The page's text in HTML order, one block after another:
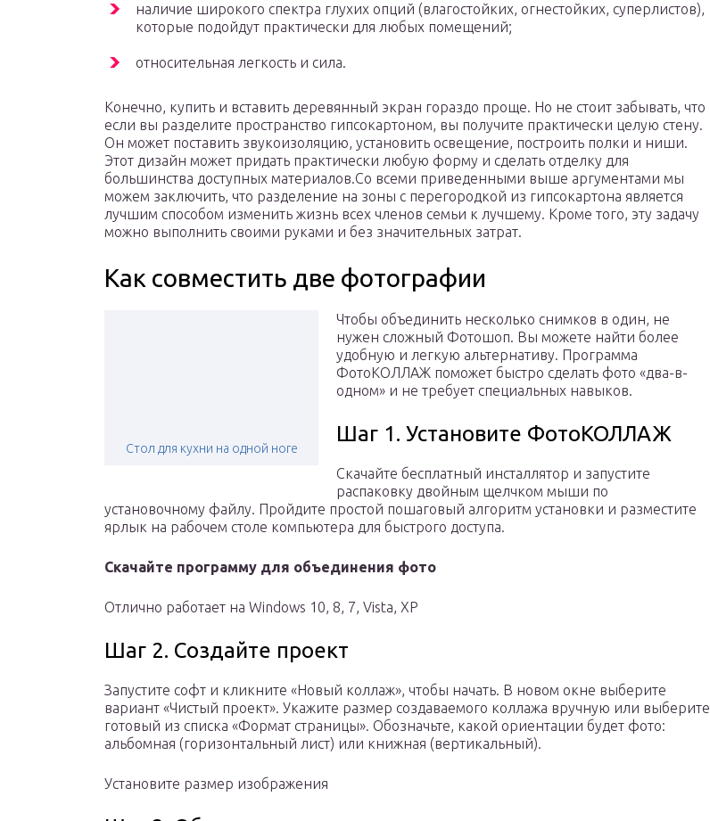
наличие широкого спектра глухих опций (влагостойких, огнестойких, суперлистов),
которые подойдут практически для любых помещений;
относительная легкость и сила.
Конечно, купить и вставить деревянный экран гораздо проще. Но не стоит забывать, что
если вы разделите пространство гипсокартоном, вы получите практически целую стену.
Он может поставить звукоизоляцию, установить освещение, построить полки и ниши.
Этот дизайн может придать практически любую форму и сделать отделку для
большинства доступных материалов.Со всеми приведенными выше аргументами мы
можем заключить, что разделение на зоны с перегородкой из гипсокартона является
лучшим способом изменить жизнь всех членов семьи к лучшему. Кроме того, эту задачу
можно выполнить своими руками и без значительных затрат.
Как совместить две фотографии
Стол для кухни на одной ноге
Чтобы объединить несколько снимков в один, не
нужен сложный Фотошоп. Вы можете найти более
удобную и легкую альтернативу. Программа
ФотоКОЛЛАЖ поможет быстро сделать фото «два-в-
одном» и не требует специальных навыков.
Шаг 1. Установите ФотоКОЛЛАЖ
Скачайте бесплатный инсталлятор и запустите
распаковку двойным щелчком мыши по
установочному файлу. Пройдите простой пошаговый алгоритм установки и разместите
ярлык на рабочем столе компьютера для быстрого доступа.
Скачайте программу для объединения фото
Отлично работает на Windows 10, 8, 7, Vista, XP
Шаг 2. Создайте проект
Запустите софт и кликните «Новый коллаж», чтобы начать. В новом окне выберите
вариант «Чистый проект». Укажите размер создаваемого коллажа вручную или выберите
готовый из списка «Формат страницы». Обозначьте, какой ориентации будет фото:
альбомная (горизонтальный лист) или книжная (вертикальный).
Установите размер изображения